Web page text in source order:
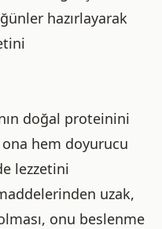
hazırlayarak
doğal proteinini
ona hem doyurucu
lezzetini
uzak,
onu beslenme